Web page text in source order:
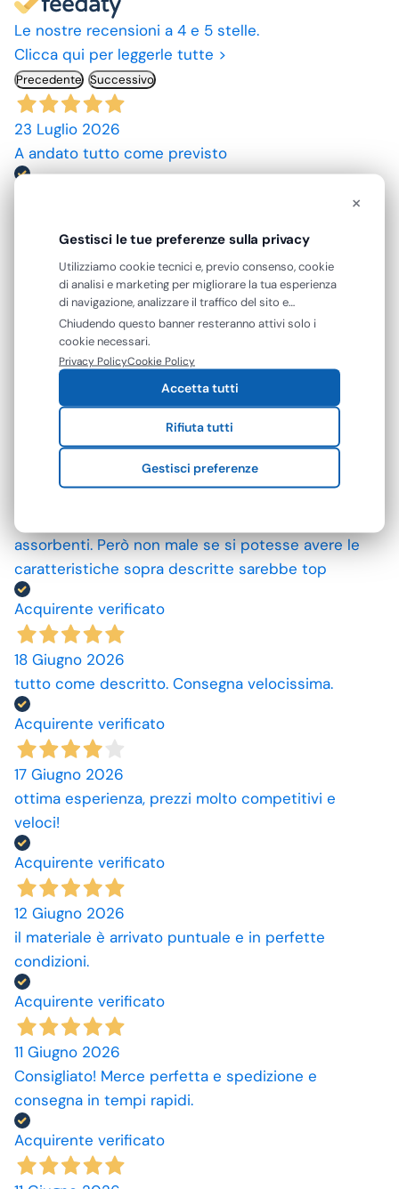
Le nostre recensioni a 4 e 5 stelle.
Clicca qui per leggerle tutte >
Precedente Successivo
23 Luglio 2026
A andato tutto come previsto
10 Luglio 2026
spedizione rapida, prodotti come da descrizione,
grazie. prezzi convenienti.
Acquirente verificato
ottimo prodotto.
Acquirente verificato
Mi aspettavo degli asciugamani più grandi e più
assorbenti. Però non male se si potesse avere le
caratteristiche sopra descritte sarebbe top
Acquirente verificato
18 Giugno 2026
tutto come descritto. Consegna velocissima.
Acquirente verificato
17 Giugno 2026
ottima esperienza, prezzi molto competitivi e
veloci!
Acquirente verificato
12 Giugno 2026
il materiale è arrivato puntuale e in perfette
condizioni.
Acquirente verificato
11 Giugno 2026
Consigliato! Merce perfetta e spedizione e
consegna in tempi rapidi.
Acquirente verificato
×
Gestisci le tue preferenze sulla privacy
Utilizziamo cookie tecnici e, previo consenso, cookie
di analisi e marketing per migliorare la tua esperienza
di navigazione, analizzare il traffico del sito e
mostrarti contenuti e pubblicità personalizzati. Puoi
accettare tutti i cookie oppure gestire le tue
preferenze. Puoi modificare o revocare il consenso in
qualsiasi momento.
Chiudendo questo banner resteranno attivi solo i
cookie necessari.
Privacy PolicyCookie Policy
Accetta tutti
Rifiuta tutti
Gestisci preferenze